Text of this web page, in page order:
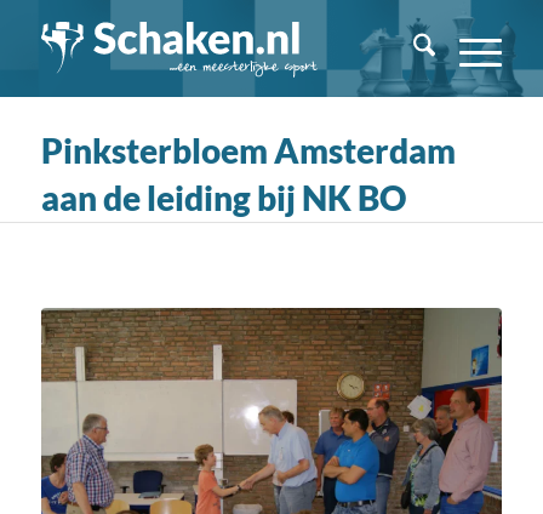
Pinksterbloem Amsterdam
aan de leiding bij NK BO